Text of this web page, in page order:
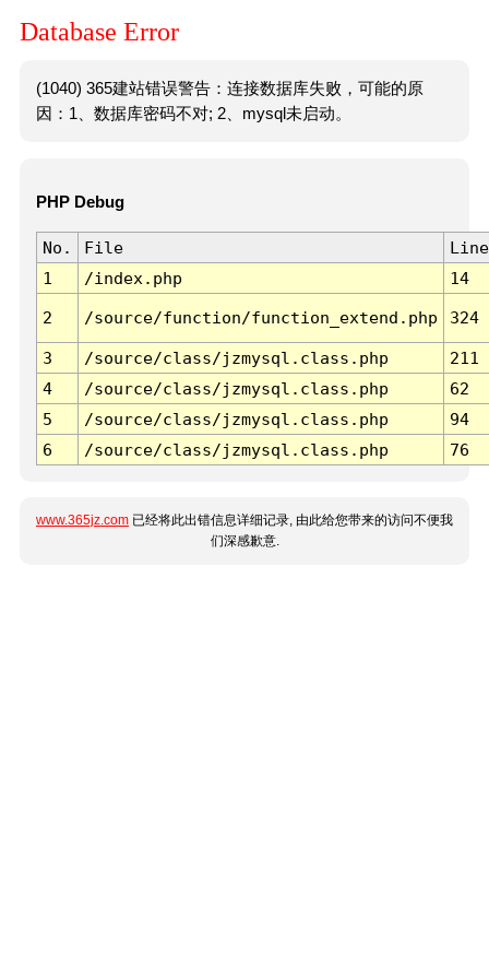
Database Error
(1040) 365建站错误警告：连接数据库失败，可能的原
因：1、数据库密码不对; 2、mysql未启动。
PHP Debug
No. File
Line
1
/index.php 14
2 /source/function/function_extend.php 324
3 /source/class/jzmysql.class.php
211
4
/source/class/jzmysql.class.php
62
5
/source/class/jzmysql.class.php
94
6
/source/class/jzmysql.class.php 76
www.365jz.com 已经将此出错信息详细记录, 由此给您带来的访问不便我
们深感歉意.